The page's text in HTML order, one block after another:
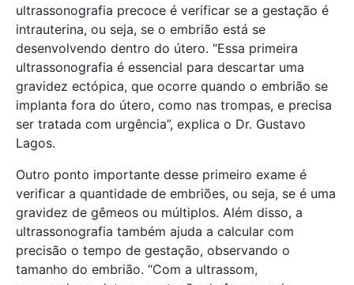
ultrassonografia precoce é verificar se a gestação é
intrauterina, ou seja, se o embrião está se
desenvolvendo dentro do útero. “Essa primeira
ultrassonografia é essencial para descartar uma
gravidez ectópica, que ocorre quando o embrião se
implanta fora do útero, como nas trompas, e precisa
ser tratada com urgência”, explica o Dr. Gustavo
Lagos.
Outro ponto importante desse primeiro exame é
verificar a quantidade de embriões, ou seja, se é uma
gravidez de gêmeos ou múltiplos. Além disso, a
ultrassonografia também ajuda a calcular com
precisão o tempo de gestação, observando o
tamanho do embrião. “Com a ultrassom,